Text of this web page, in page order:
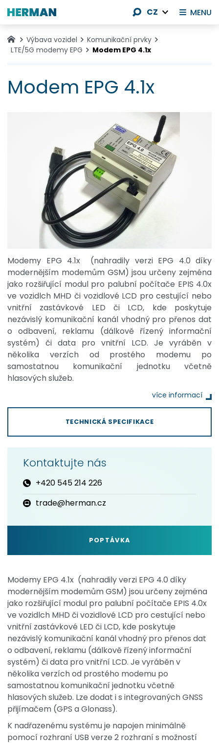
Výbava vozidel
Komunikační prvky
LTE/5G modemy EPG
Modem EPG 4.1x
Modem EPG 4.1x
Modemy EPG 4.1x (nahradily verzi EPG 4.0 díky
modernějším modemům GSM) jsou určeny zejména
jako rozšiřující modul pro palubní počítače EPIS 4.0x
ve vozidlch MHD či vozidlové LCD pro cestující nebo
vnitřní zastávkové LED či LCD, kde poskytuje
nezávislý komunikační kanál vhodný pro přenos dat
o odbavení, reklamu (dálkově řízený informační
systém) či data pro vnitřní LCD. Je vyráběn v
několika verzích od prostého modemu po
samostatnou komunikační jednotku včetně
hlasových služeb.
více informací
TECHNICKÁ SPECIFIKACE
Kontaktujte nás
+420 545 214 226
trade@herman.cz
POPTÁVKA
Modemy EPG 4.1x (nahradily verzi EPG 4.0 díky
modernějším modemům GSM) jsou určeny zejména
jako rozšiřující modul pro palubní počítače EPIS 4.0x
ve vozidlch MHD či vozidlové LCD pro cestující nebo
vnitřní zastávkové LED či LCD, kde poskytuje
nezávislý komunikační kanál vhodný pro přenos dat
o odbavení, reklamu (dálkově řízený informační
systém) či data pro vnitřní LCD. Je vyráběn v
několika verzích od prostého modemu po
samostatnou komunikační jednotku včetně
hlasových služeb. Lze dodat i s integrovaných GNSS
přijímačem (GPS a Glonass).
K nadřazenému systému je napojen minimálně
pomocí rozhraní USB verze 2 rozhraní s možností
MENU
CZ